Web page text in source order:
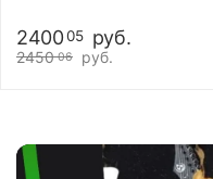
2450 06 руб.
240005 руб.